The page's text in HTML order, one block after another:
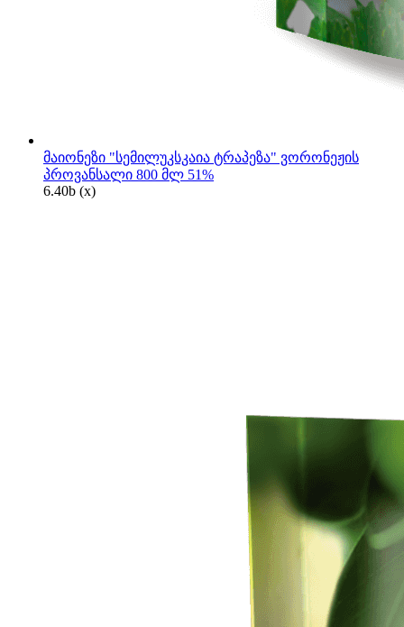
მაიონეზი "სემილუკსკაია ტრაპეზა" ვორონეჟის
პროვანსალი 800 მლ 51%
6.40b (x)